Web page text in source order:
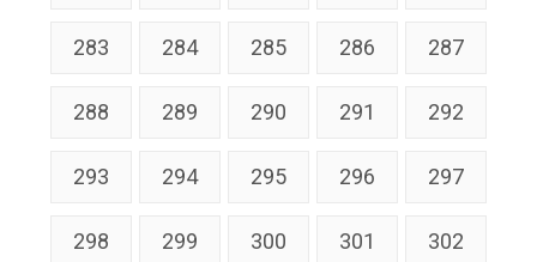
283 284 285 286 287
288 289 290 291 292
293 294 295 296 297
298 299 300 301 302